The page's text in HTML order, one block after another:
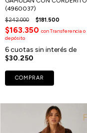
(4960037)
$242.000 $181.500
$163.350 conTransferencia o
depósito
6cuotas sin interés de
$30.250
COMPRAR